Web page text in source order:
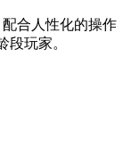
合人性化的操作
段玩家。